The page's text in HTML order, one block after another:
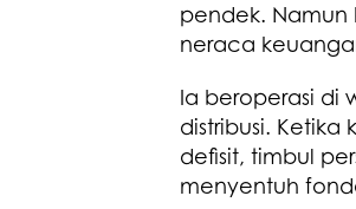
pendek.
neraca
Ia beroperasi di
distribusi.
defisit, timbul
menyentuh